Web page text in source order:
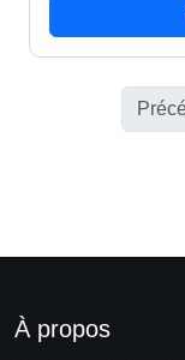
À propos